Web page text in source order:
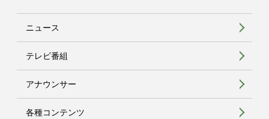
ニュース
テレビ番組
アナウンサー
各種コンテンツ